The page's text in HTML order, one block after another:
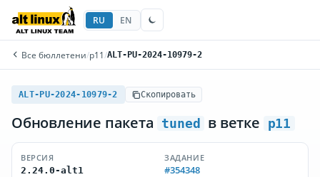
RU EN
Все бюллетени/p11 /ALT-PU-2024-10979-2
ALT-PU-2024-10979-2 Скопировать
Обновление пакета tuned в ветке p11
ВЕРСИЯ
2.24.0-alt1
ЗАДАНИЕ
#354348